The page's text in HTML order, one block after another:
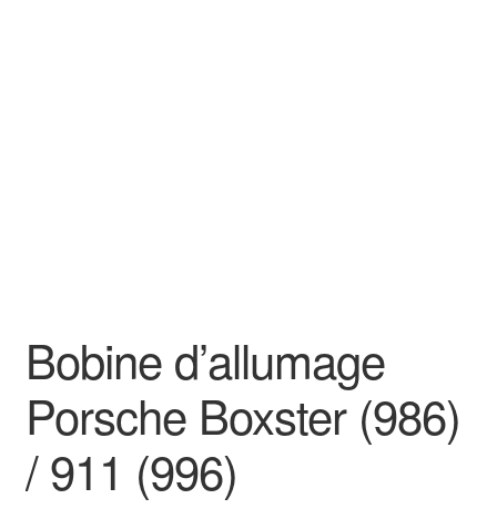
Bobine d’allumage
Porsche Boxster (986)
/ 911 (996)